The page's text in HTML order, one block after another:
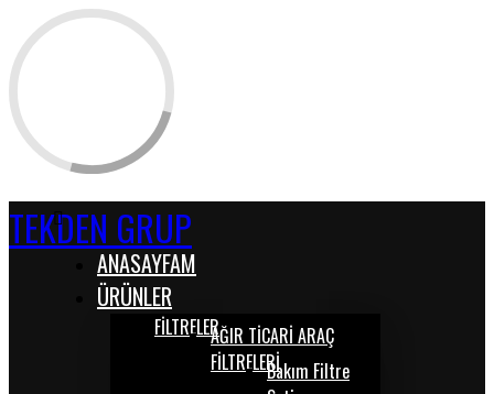
TEKDEN GRUP
ANASAYFAM
ÜRÜNLER
FİLTRELERAĞIR TİCARİ ARAÇ
FİLTRELERİBakım Filtre